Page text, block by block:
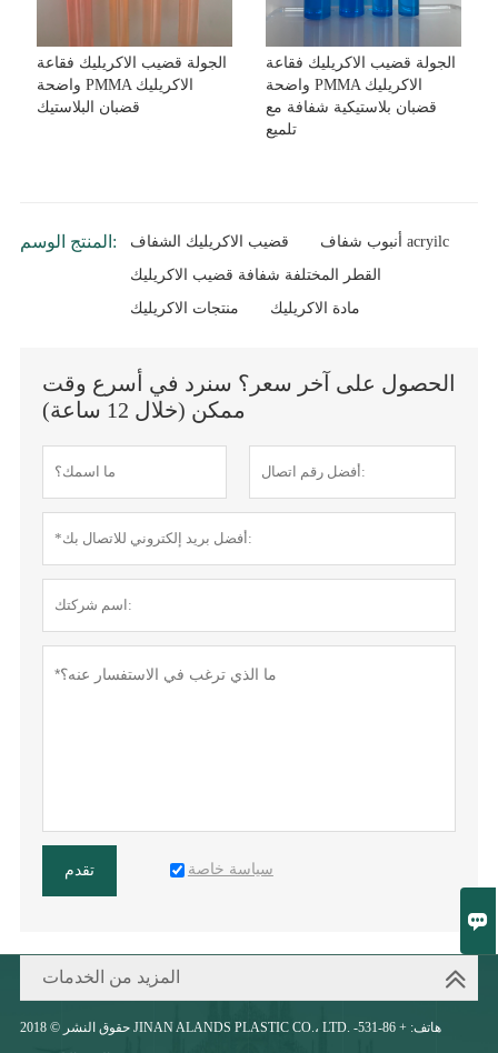

الجولة قضيب الاكريليك فقاعة
واضحة PMMA الاكريليك
قضبان البلاستيك
الجولة قضيب الاكريليك فقاعة
واضحة PMMA الاكريليك
قضبان بلاستيكية شفافة مع
تلميع
المنتج الوسم: قضيب الاكريليك الشفاف
أنبوب شفاف acryilc
القطر المختلفة شفافة قضيب الاكريليك
منتجات الاكريليك
مادة الاكريليك
الحصول على آخر سعر؟ سنرد في أسرع وقت
ممكن (خلال 12 ساعة)
تقدم سياسة خاصة
المزيد من الخدمات
حقوق النشر © 2018 JINAN ALANDS PLASTIC CO.، LTD. هاتف: + 86-531-